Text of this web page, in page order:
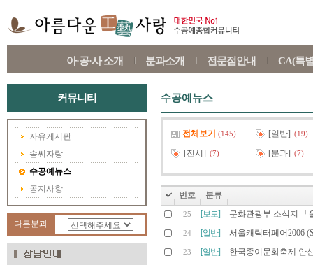
아·공·사 소개 분과소개 전문점안내 CA(특
커뮤니티
자유게시판
솜씨자랑
수공예뉴스
공지사항
다른분과
수공예뉴스
전체보기 (145) [일반] (19)
[전시] (7) [분과] (7)
번호 분류
25 [보도] 문화관광부 소식지 「
24 [일반] 서울캐릭터페어2006
23 [일반] 한국종이문화축제 안